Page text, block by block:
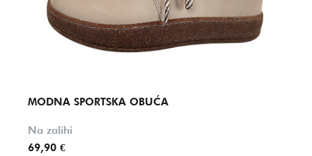
MODNA SPORTSKA OBUĆA
Na zalihi
69,90 €